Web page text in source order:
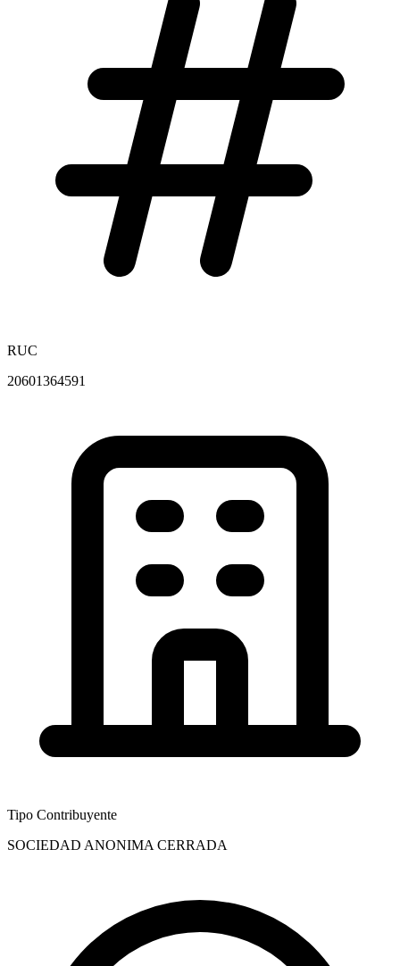
RUC
20601364591
Tipo Contribuyente
SOCIEDAD ANONIMA CERRADA